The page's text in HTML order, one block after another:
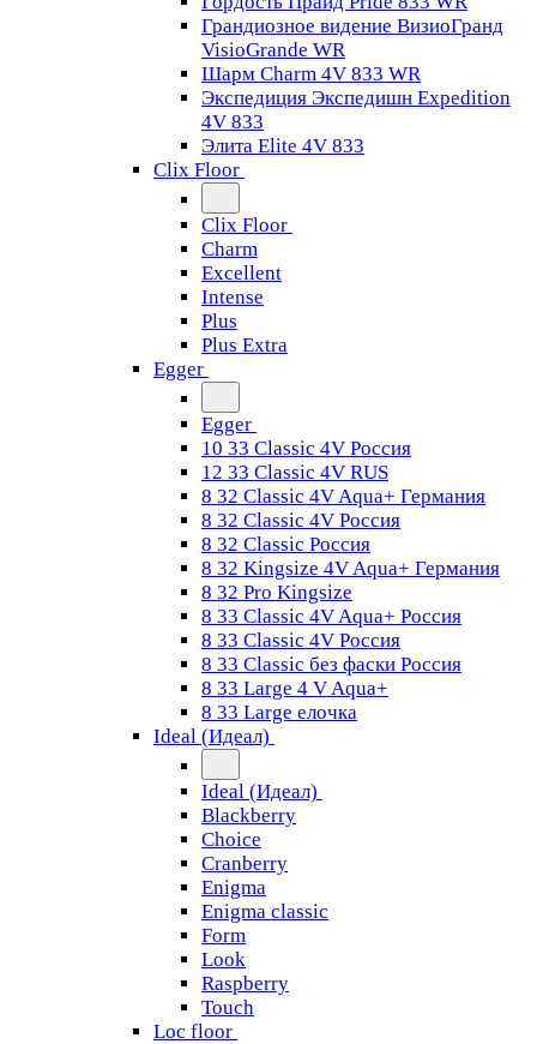
Грандиозное видение ВизиоГранд
VisioGrande WR
Шарм Charm 4V 833 WR
Экспедиция Экспедишн Expedition
4V 833
Элита Elite 4V 833
Clix Floor
Clix Floor
Charm
Excellent
Intense
Plus
Plus Extra
Egger
Egger
10 33 Classic 4V Россия
12 33 Classic 4V RUS
8 32 Classic 4V Aqua+ Германия
8 32 Classic 4V Россия
8 32 Classic Россия
8 32 Kingsize 4V Aqua+ Германия
8 32 Pro Kingsize
8 33 Classic 4V Aqua+ Россия
8 33 Classic 4V Россия
8 33 Classic без фаски Россия
8 33 Large 4 V Aqua+
8 33 Large елочка
Ideal (Идеал)
Ideal (Идеал)
Blackberry
Choice
Cranberry
Enigma
Enigma classic
Form
Look
Raspberry
Touch
Loc floor